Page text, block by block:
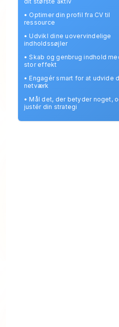
• Optimer din profil fra CV til
ressource
• Udvikl dine uovervindelige
indholdssøjler
•Skab og genbrug indhold
stor effekt
• Engagér smart for at udvide
netværk
• Mål det, der betyder noget,
justér din strategi